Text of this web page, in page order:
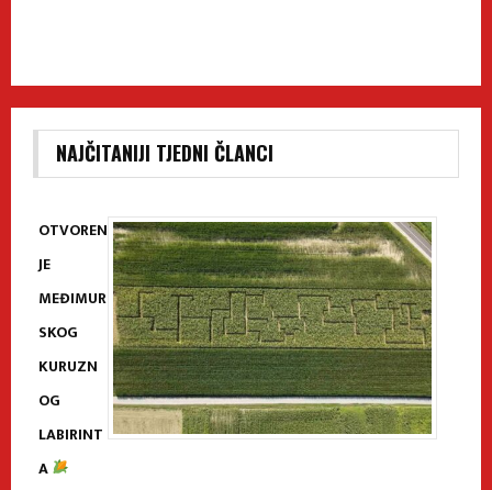
NAJČITANIJI TJEDNI ČLANCI
OTVOREN
JE
MEĐIMUR
SKOG
KURUZN
OG
LABIRINT
A